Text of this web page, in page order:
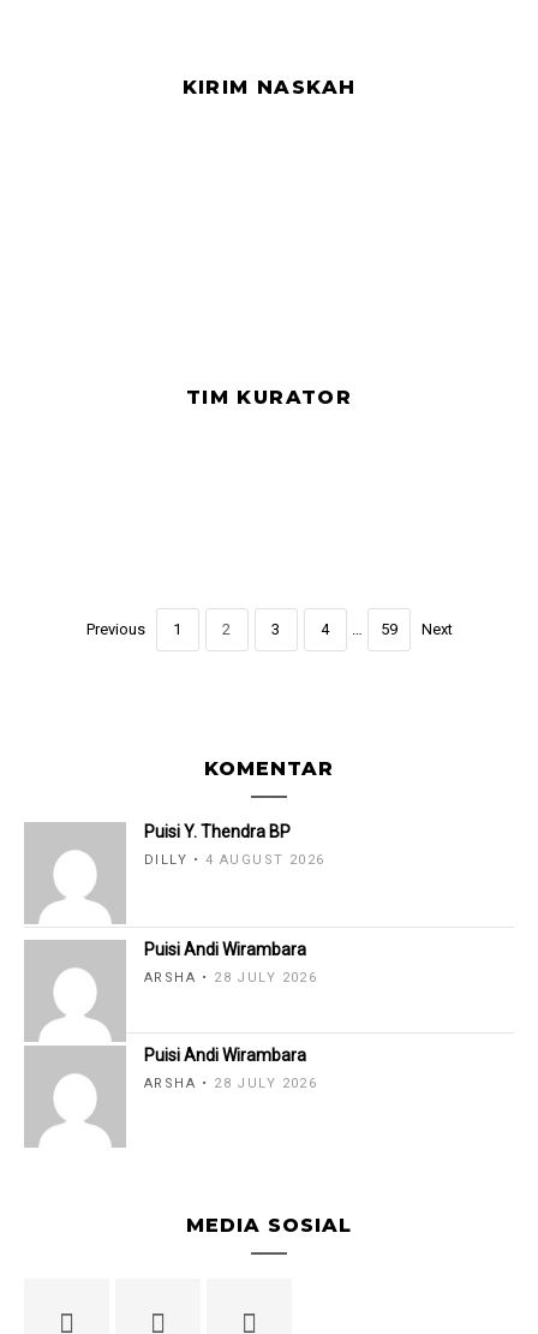
KIRIM NASKAH
TIM KURATOR
Previous 1 2 3 4 … 59 Next
KOMENTAR
Puisi Y. Thendra BP
DILLY 4 AUGUST 2026
Puisi Andi Wirambara
ARSHA 28 JULY 2026
Puisi Andi Wirambara
ARSHA 28 JULY 2026
MEDIA SOSIAL